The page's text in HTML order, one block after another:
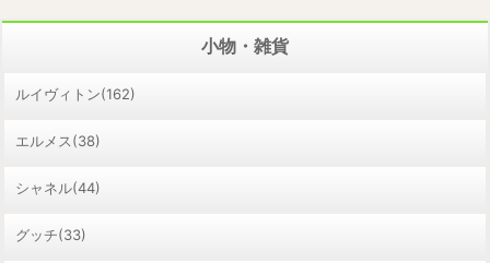
小物・雑貨
ルイヴィトン(162)
エルメス(38)
シャネル(44)
グッチ(33)